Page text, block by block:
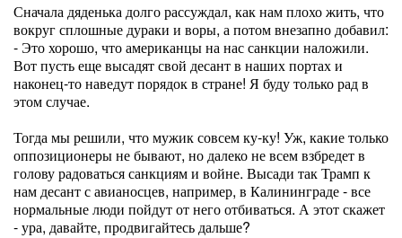
Сначала дяденька долго рассуждал, как нам плохо жить, что
вокруг сплошные дураки и воры, а потом внезапно добавил:
- Это хорошо, что американцы на нас санкции наложили.
Вот пусть еще высадят свой десант в наших портах и
наконец-то наведут порядок в стране! Я буду только рад в
этом случае.
Тогда мы решили, что мужик совсем ку-ку! Уж, какие только
оппозиционеры не бывают, но далеко не всем взбредет в
голову радоваться санкциям и войне. Высади так Трамп к
нам десант с авианосцев, например, в Калининграде - все
нормальные люди пойдут от него отбиваться. А этот скажет
- ура, давайте, продвигайтесь дальше?